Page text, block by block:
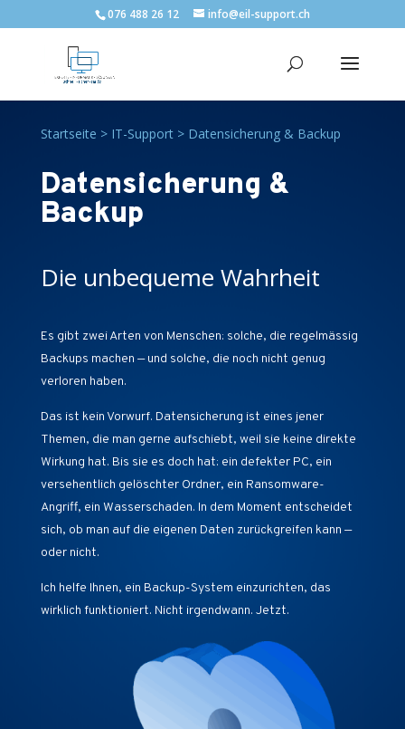
076 488 26 12 info@eil-support.ch
Startseite > IT-Support> Datensicherung & Backup
Datensicherung &
Backup
Die unbequeme Wahrheit
Es gibt zwei Arten von Menschen: solche, die regelmässig
Backups machen — und solche, die noch nicht genug
verloren haben.
Das ist kein Vorwurf. Datensicherung ist eines jener
Themen, die man gerne aufschiebt, weil sie keine direkte
Wirkung hat. Bis sie es doch hat: ein defekter PC, ein
versehentlich gelöschter Ordner, ein Ransomware-
Angriff, ein Wasserschaden. In dem Moment entscheidet
sich, ob man auf die eigenen Daten zurückgreifen kann —
oder nicht.
Ich helfe Ihnen, ein Backup-System einzurichten, das
wirklich funktioniert. Nicht irgendwann. Jetzt.